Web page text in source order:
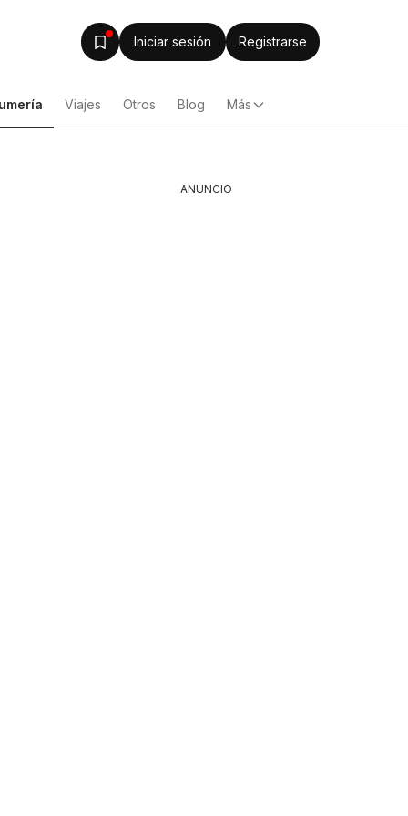
Iniciar sesión Registrarse
Viajes Otros Blog Más
ANUNCIO